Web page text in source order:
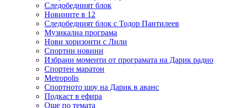
Следобедният блок
Новините в 12
Следобедният блок с Тодор Пантилеев
Музикална програма
Нови хоризонти с Лили
Спортни новини
Избрани моменти от програмата на Дарик радио
Спортен маратон
Metropolis
Спортното шоу на Дарик в аванс
Подкаст в ефира
Още по темата